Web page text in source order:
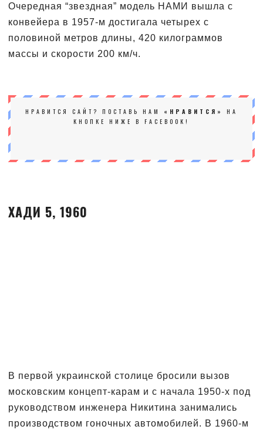
Очередная “звездная” модель НАМИ вышла с
конвейера в 1957-м достигала четырех с
половиной метров длины, 420 килограммов
массы и скорости 200 км/ч.
НРАВИТСЯ САЙТ? ПОСТАВЬ НАМ «НРАВИТСЯ»
НА
КНОПКЕ НИЖЕ В FACEBOOK!
ХАДИ 5, 1960
В первой украинской столице бросили вызов
московским концепт-карам и с начала 1950-х под
руководством инженера Никитина занимались
производством гоночных автомобилей. В 1960-м